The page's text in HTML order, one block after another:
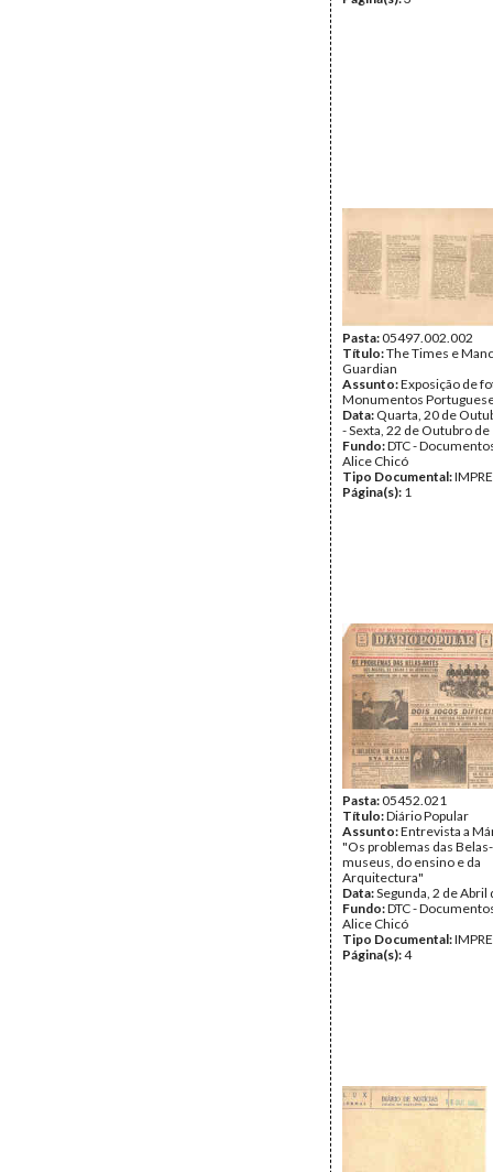
Pasta:05497.002.002
Título:The Times e
Guardian
Assunto:Exposição de
Monumentos
Data: Quarta, 20 de
- Sexta, 22 de Outubro
Fundo:DTC -
Alice Chicó
Tipo Documental:
Página(s): 1
Pasta:05452.021
Título:Diário Popular
Assunto:Entrevista a
"Os problemas das
museus, do ensino e da
Arquitectura"
Data:Segunda, 2 de Abril
Fundo:DTC -
Alice Chicó
Tipo Documental:
Página(s):4